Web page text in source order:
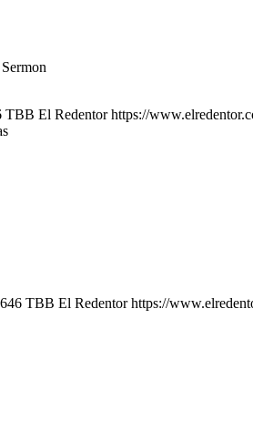
TBB El Redentor https://
646 TBB El Redentor https://